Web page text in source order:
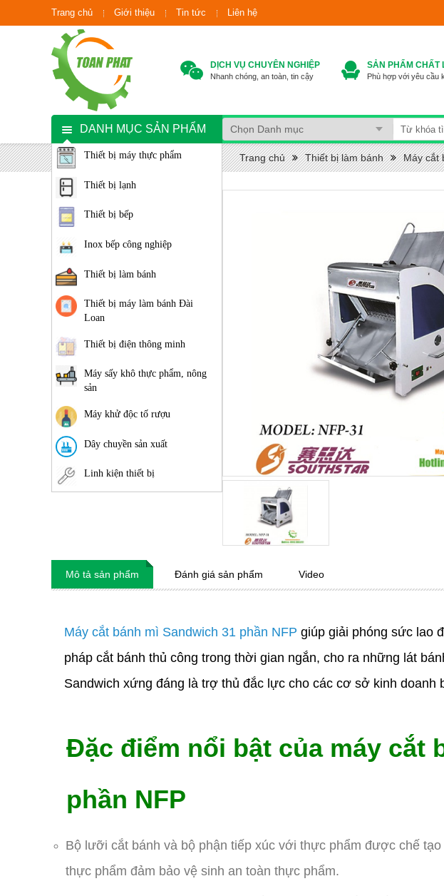
Trang chủ Giới thiệu Tin tức Liên hệ
DỊCH VỤ CHUYÊN NGHIỆP
Nhanh chóng, an toàn, tin cậy
SẢN PHẨM CHẤT
Phù hợp với yêu cầu
DANH MỤC SẢN PHẨM
Thiết bị máy thực phẩm
Thiết bị lạnh
Thiết bị bếp
Inox bếp công nghiệp
Thiết bị làm bánh
Thiết bị máy làm bánh Đài
Loan
Thiết bị điện thông minh
Máy sấy khô thực phẩm, nông
sản
Máy khử độc tố rượu
Dây chuyền sản xuất
Linh kiện thiết bị
Trang chủ Thiết bị làm bánh Máy cắt
Mô tả sản phẩm Đánh giá sản phẩm Video
Máy cắt bánh mì Sandwich 31 phần NFPgiúp giải phóng sức lao
pháp cắt bánh thủ công trong thời gian ngắn, cho ra những lát
Sandwich xứng đáng là trợ thủ đắc lực cho các cơ sở kinh doanh
Đặc điểm nổi bật của máy cắt
phần NFP
Bộ lưỡi cắt bánh và bộ phận tiếp xúc với thực phẩm được chế
thực phẩm đảm bảo vệ sinh an toàn thực phẩm.